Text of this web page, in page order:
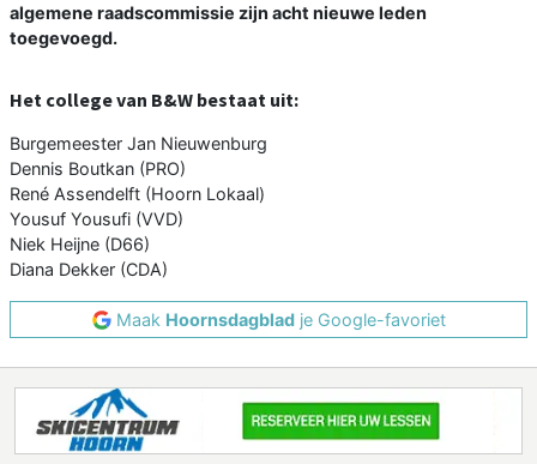
algemene raadscommissie zijn acht nieuwe leden
toegevoegd.
Het college van B&W bestaat uit:
Burgemeester Jan Nieuwenburg
Dennis Boutkan (PRO)
René Assendelft (Hoorn Lokaal)
Yousuf Yousufi (VVD)
Niek Heijne (D66)
Diana Dekker (CDA)
Maak Hoornsdagbladje Google-favoriet